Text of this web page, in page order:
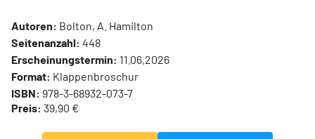
Autoren: Bolton, A. Hamilton
Seitenanzahl: 448
Erscheinungstermin: 11.06.2026
Format: Klappenbroschur
ISBN: 978-3-68932-073-7
Preis: 39,90 €